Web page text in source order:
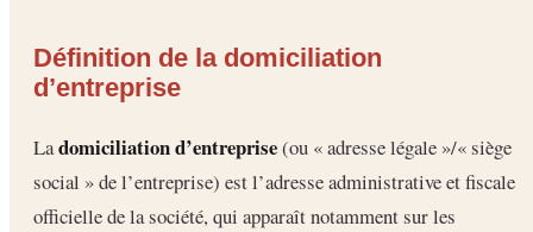
Définition de la domiciliation
d’entreprise
Ladomiciliation d’entreprise(ou « adresse légale »/« siège
social » de l’entreprise) est l’adresse administrative et fiscale
officielle de la société, qui apparaît notamment sur les